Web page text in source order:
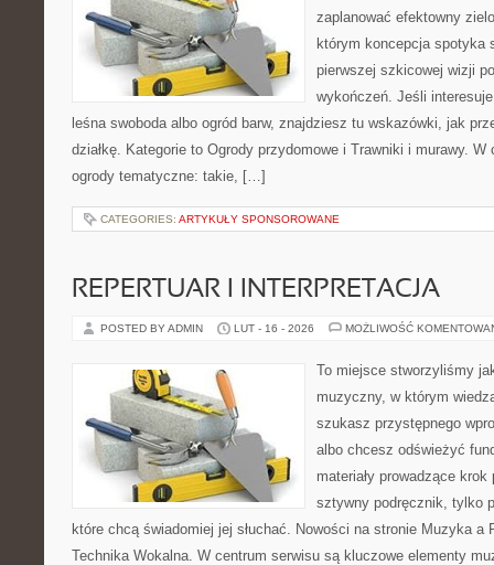
zaplanować efektowny
którym koncepcja spotyka
pierwszej szkicowej wizji
wykończeń. Jeśli
leśna swoboda albo ogród barw, znajdziesz tu wskazówki, jak
działkę. Kategorie to Ogrody przydomowe i Trawniki i murawy.
ogrody tematyczne: takie, […]
CATEGORIES: ARTYKUŁY SPONSOROWANE
REPERTUAR I INTERPRETACJA
POSTED BY ADMIN LUT - 16 - 2026 MOŻLIWOŚĆ
To miejsce stworzyliśmy
muzyczny, w którym
szukasz przystępnego
albo chcesz odświeżyć
materiały prowadzące
sztywny podręcznik, tylko
które chcą świadomiej jej słuchać. Nowości na stronie Muzyka a
Technika Wokalna. W centrum serwisu są kluczowe elementy